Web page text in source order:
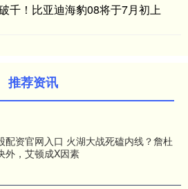
千！比亚迪海豹08将于7月初上
推荐资讯
配资官网入口 火湖大战死磕内线？詹杜
外，艾顿成X因素